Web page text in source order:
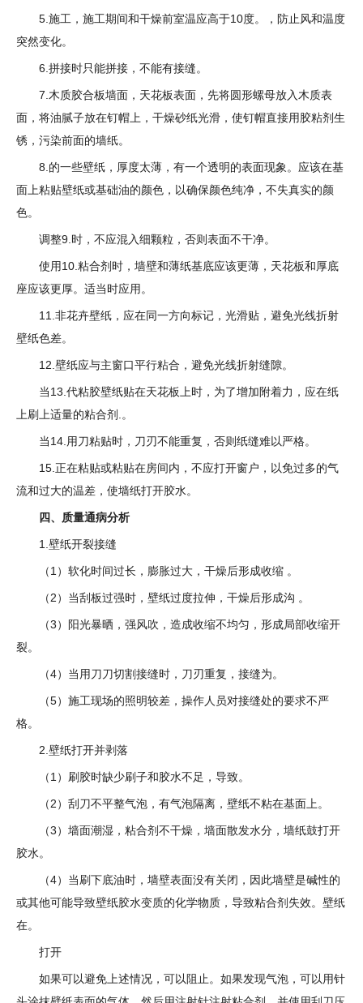
5.施工，施工期间和干燥前室温应高于10度。，防止风和温度
突然变化。
6.拼接时只能拼接，不能有接缝。
7.木质胶合板墙面，天花板表面，先将圆形螺母放入木质表
面，将油腻子放在钉帽上，干燥砂纸光滑，使钉帽直接用胶粘剂生
锈，污染前面的墙纸。
8.的一些壁纸，厚度太薄，有一个透明的表面现象。应该在基
面上粘贴壁纸或基础油的颜色，以确保颜色纯净，不失真实的颜
色。
调整9.时，不应混入细颗粒，否则表面不干净。
使用10.粘合剂时，墙壁和薄纸基底应该更薄，天花板和厚底
座应该更厚。适当时应用。
11.非花卉壁纸，应在同一方向标记，光滑贴，避免光线折射
壁纸色差。
12.壁纸应与主窗口平行粘合，避免光线折射缝隙。
当13.代粘胶壁纸贴在天花板上时，为了增加附着力，应在纸
上刷上适量的粘合剂.。
当14.用刀粘贴时，刀刃不能重复，否则纸缝难以严格。
15.正在粘贴或粘贴在房间内，不应打开窗户，以免过多的气
流和过大的温差，使墙纸打开胶水。
四、质量通病分析
1.壁纸开裂接缝
（1）软化时间过长，膨胀过大，干燥后形成收缩 。
（2）当刮板过强时，壁纸过度拉伸，干燥后形成沟 。
（3）阳光暴晒，强风吹，造成收缩不均匀，形成局部收缩开
裂。
（4）当用刀刀切割接缝时，刀刃重复，接缝为。
（5）施工现场的照明较差，操作人员对接缝处的要求不严
格。
2.壁纸打开并剥落
（1）刷胶时缺少刷子和胶水不足，导致。
（2）刮刀不平整气泡，有气泡隔离，壁纸不粘在基面上。
（3）墙面潮湿，粘合剂不干燥，墙面散发水分，墙纸鼓打开
胶水。
（4）当刷下底油时，墙壁表面没有关闭，因此墙壁是碱性的
或其他可能导致壁纸胶水变质的化学物质，导致粘合剂失效。壁纸
在。
打开
如果可以避免上述情况，可以阻止。如果发现气泡，可以用针